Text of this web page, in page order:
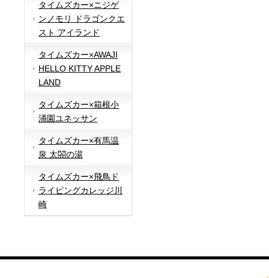
タイムズカー×ニジゲ
ンノモリ ドラゴンクエ
スト アイランド
タイムズカー×AWAJI
HELLO KITTY APPLE
LAND
タイムズカー×箱根小
涌園ユネッサン
タイムズカー×有馬温
泉 太閤の湯
タイムズカー×飛鳥ド
ライビングカレッジ川
崎